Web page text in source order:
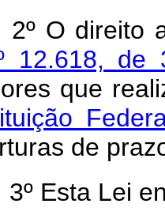
2º O direito
12.618,
que
de
3º Esta Lei